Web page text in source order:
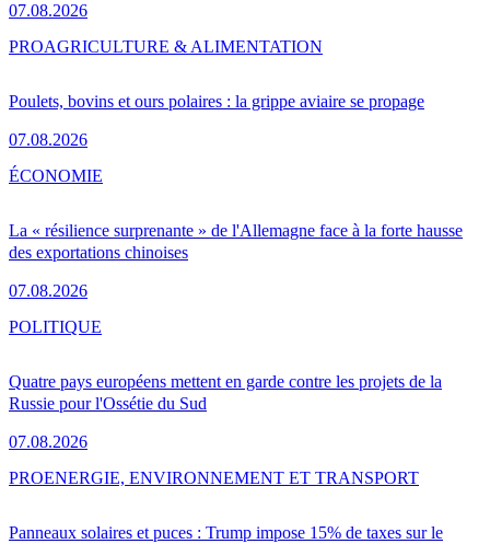
07.08.2026
Poulets, bovins et ours polaires : la grippe aviaire se propage
07.08.2026
PROAGRICULTURE & ALIMENTATION
La « résilience surprenante » de l'Allemagne face à la forte hausse
des exportations chinoises
07.08.2026
ÉCONOMIE
Quatre pays européens mettent en garde contre les projets de la
Russie pour l'Ossétie du Sud
07.08.2026
POLITIQUE
Panneaux solaires et puces : Trump impose 15% de taxes sur le
PROENERGIE, ENVIRONNEMENT ET TRANSPORT